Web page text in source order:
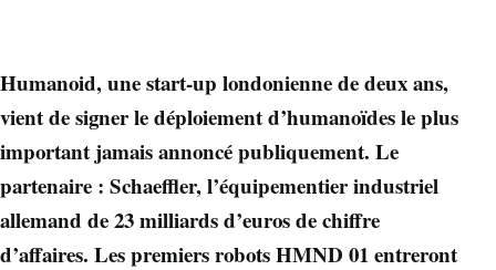
Humanoid, une start-up londonienne de deux ans,
vient de signer le déploiement d’humanoïdes le plus
important jamais annoncé publiquement. Le
partenaire : Schaeffler, l’équipementier industriel
allemand de 23 milliards d’euros de chiffre
d’affaires. Les premiers robots HMND 01 entreront